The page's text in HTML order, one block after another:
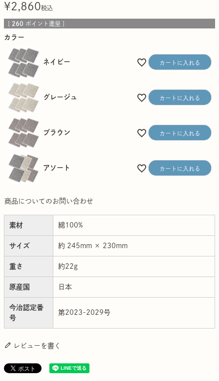
¥2,860税込
[ 260 ポイント進呈 ]
カラー
ネイビー カートに入れる
グレージュ カートに入れる
ブラウン カートに入れる
アソート カートに入れる
商品についてのお問い合わせ
素材 綿100%
サイズ 約 245mm × 230mm
重さ 約22g
原産国 日本
今治認定番
号
第2023-2029号
レビューを書く